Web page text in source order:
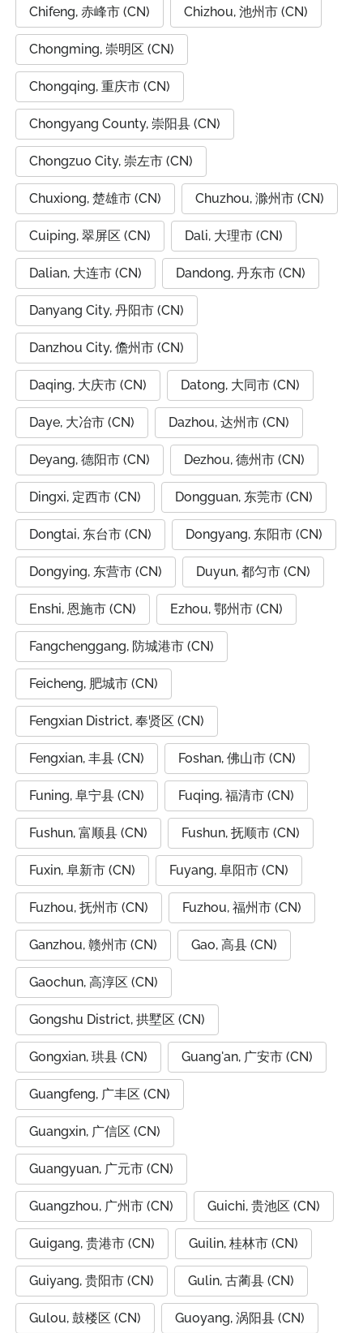
Chifeng, 赤峰市 (CN) Chizhou, 池州市 (CN)
Chongming, 崇明区 (CN)
Chongqing, 重庆市 (CN)
Chongyang County, 崇阳县 (CN)
Chongzuo City, 崇左市 (CN)
Chuxiong, 楚雄市 (CN) Chuzhou, 滁州市 (CN)
Cuiping, 翠屏区 (CN) Dali, 大理市 (CN)
Dalian, 大连市 (CN) Dandong, 丹东市 (CN)
Danyang City, 丹阳市 (CN)
Danzhou City, 儋州市 (CN)
Daqing, 大庆市 (CN) Datong, 大同市 (CN)
Daye, 大冶市 (CN) Dazhou, 达州市 (CN)
Deyang, 德阳市 (CN) Dezhou, 德州市 (CN)
Dingxi, 定西市 (CN) Dongguan, 东莞市 (CN)
Dongtai, 东台市 (CN) Dongyang, 东阳市 (CN)
Dongying, 东营市 (CN) Duyun, 都匀市 (CN)
Enshi, 恩施市 (CN) Ezhou, 鄂州市 (CN)
Fangchenggang, 防城港市 (CN)
Feicheng, 肥城市 (CN)
Fengxian District, 奉贤区 (CN)
Fengxian, 丰县 (CN) Foshan, 佛山市 (CN)
Funing, 阜宁县 (CN) Fuqing, 福清市 (CN)
Fushun, 富顺县 (CN) Fushun, 抚顺市 (CN)
Fuxin, 阜新市 (CN) Fuyang, 阜阳市 (CN)
Fuzhou, 抚州市 (CN) Fuzhou, 福州市 (CN)
Ganzhou, 赣州市 (CN) Gao, 高县 (CN)
Gaochun, 高淳区 (CN)
Gongshu District, 拱墅区 (CN)
Gongxian, 珙县 (CN) Guang'an, 广安市 (CN)
Guangfeng, 广丰区 (CN)
Guangxin, 广信区 (CN)
Guangyuan, 广元市 (CN)
Guangzhou, 广州市 (CN) Guichi, 贵池区 (CN)
Guigang, 贵港市 (CN) Guilin, 桂林市 (CN)
Guiyang, 贵阳市 (CN) Gulin, 古蔺县 (CN)
Gulou, 鼓楼区 (CN) Guoyang, 涡阳县 (CN)